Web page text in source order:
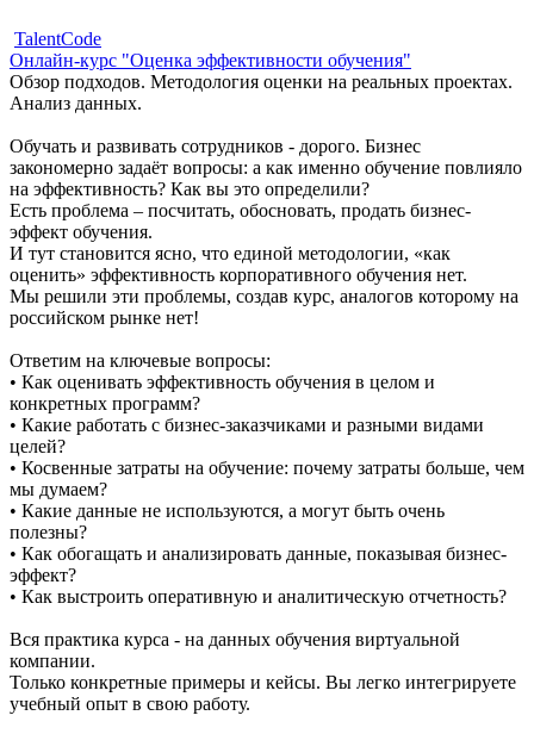
TalentCode
Онлайн-курс "Оценка эффективности обучения"
Обзор подходов. Методология оценки на реальных проектах.
Анализ данных.
Обучать и развивать сотрудников - дорого. Бизнес
закономерно задаёт вопросы: а как именно обучение повлияло
на эффективность? Как вы это определили?
Есть проблема – посчитать, обосновать, продать бизнес-
эффект обучения.
И тут становится ясно, что единой методологии, «как
оценить» эффективность корпоративного обучения нет.
Мы решили эти проблемы, создав курс, аналогов которому на
российском рынке нет!
Ответим на ключевые вопросы:
• Как оценивать эффективность обучения в целом и
конкретных программ?
• Какие работать с бизнес-заказчиками и разными видами
целей?
• Косвенные затраты на обучение: почему затраты больше, чем
мы думаем?
• Какие данные не используются, а могут быть очень
полезны?
• Как обогащать и анализировать данные, показывая бизнес-
эффект?
• Как выстроить оперативную и аналитическую отчетность?
Вся практика курса - на данных обучения виртуальной
компании.
Только конкретные примеры и кейсы. Вы легко интегрируете
учебный опыт в свою работу.